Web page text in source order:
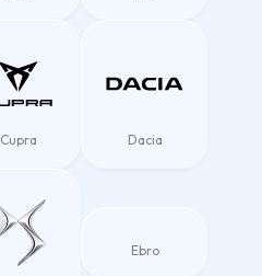
Cupra Dacia
Ebro